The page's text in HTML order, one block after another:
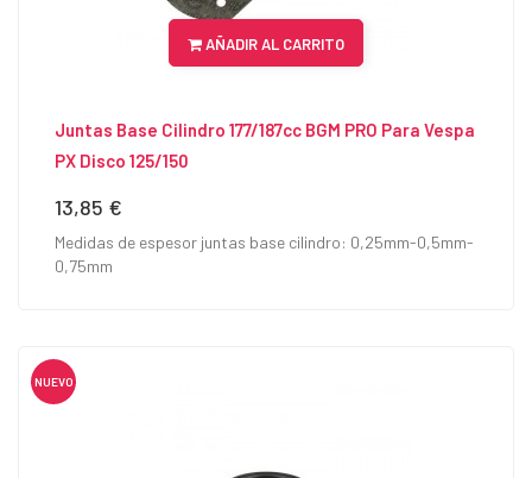
AÑADIR AL CARRITO
Juntas Base Cilindro 177/187cc BGM PRO Para Vespa
PX Disco 125/150
Precio
13,85 €
Medidas de espesor juntas base cilindro: 0,25mm-0,5mm-
0,75mm
NUEVO